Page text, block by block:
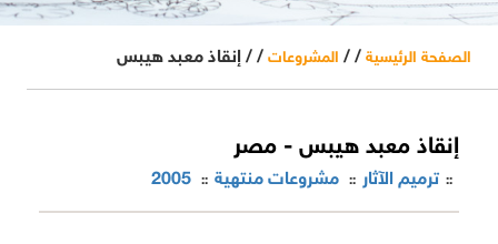
الصفحة الرئيسية / / المشروعات / / إنقاذ معبد هيبس
إنقاذ معبد هيبس - مصر
2005:: مشروعات منتهية:: ترميم الآثار::